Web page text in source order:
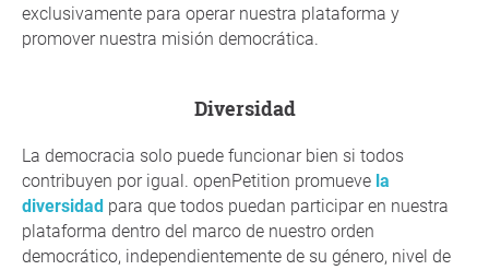
exclusivamente para operar nuestra plataforma y
promover nuestra misión democrática.
diversidad
La democracia solo puede funcionar bien si todos
contribuyen por igual. openPetition promueve la
diversidad para que todos puedan participar en nuestra
plataforma dentro del marco de nuestro orden
democrático, independientemente de su género, nivel de